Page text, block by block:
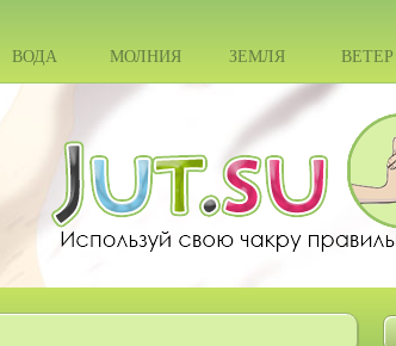
ВОДА МОЛНИЯ ЗЕМЛЯ ВЕТЕР